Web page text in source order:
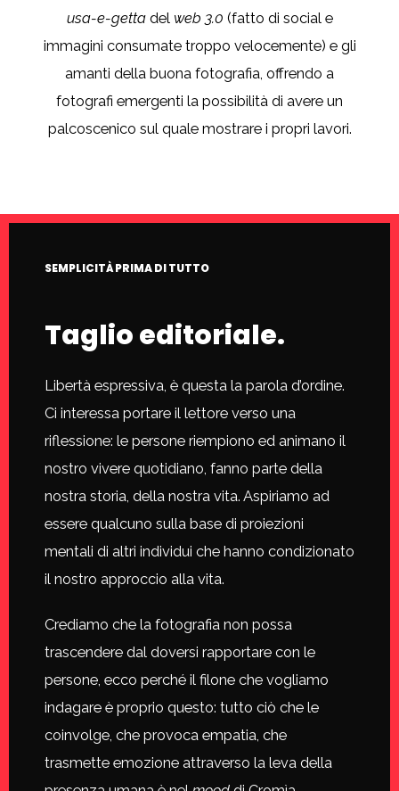
usa-e-gettadel web 3.0 (fatto di social e
immagini consumate troppo velocemente) e gli
amanti della buona fotografia, offrendo a
fotografi emergenti la possibilità di avere un
palcoscenico sul quale mostrare i propri lavori.
SEMPLICITÀ PRIMA DI TUTTO
Taglio editoriale.
Libertà espressiva, è questa la parola d’ordine.
Ci interessa portare il lettore verso una
riflessione: le persone riempiono ed animano il
nostro vivere quotidiano, fanno parte della
nostra storia, della nostra vita. Aspiriamo ad
essere qualcuno sulla base di proiezioni
mentali di altri individui che hanno condizionato
il nostro approccio alla vita.
Crediamo che la fotografia non possa
trascendere dal doversi rapportare con le
persone, ecco perché il filone che vogliamo
indagare è proprio questo: tutto ciò che le
coinvolge, che provoca empatia, che
trasmette emozione attraverso la leva della